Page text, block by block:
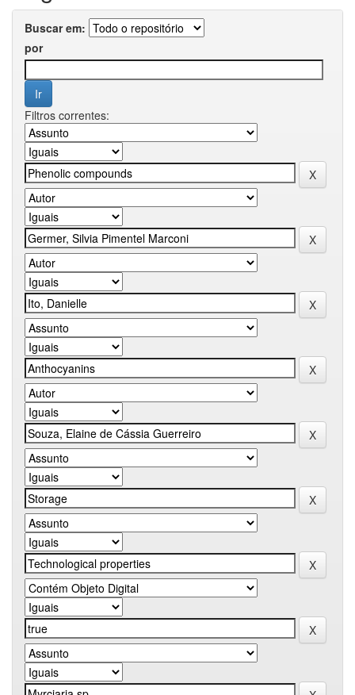
Buscar em:
por
Filtros correntes: